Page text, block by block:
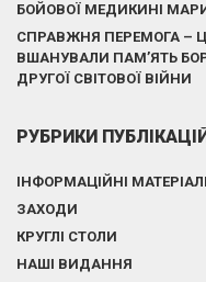
БОЙОВОЇ МЕДИКИНІ
СПРАВЖНЯ ПЕРЕМОГА –
ВШАНУВАЛИ ПАМ’ЯТЬ
ДРУГОЇ СВІТОВОЇ ВІЙНИ
РУБРИКИ
ІНФОРМАЦІЙНІ
ЗАХОДИ
КРУГЛІ СТОЛИ
НАШІ ВИДАННЯ